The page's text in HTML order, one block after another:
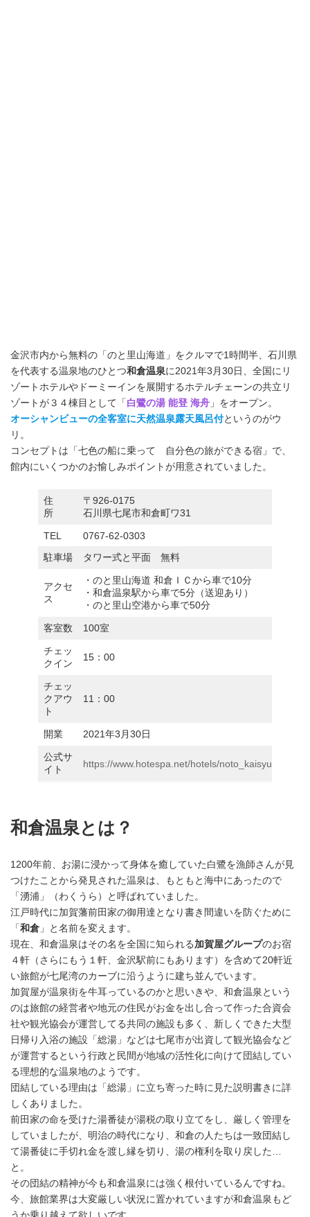
金沢市内から無料の「のと里山海道」をクルマで1時間半、石川県
を代表する温泉地のひとつ和倉温泉に2021年3月30日、全国にリ
ゾートホテルやドーミーインを展開するホテルチェーンの共立リ
ゾートが３４棟目として「白鷺の湯 能登 海舟 」をオープン。
オーシャンビューの全客室に天然温泉露天風呂付というのがウ
リ。
コンセプトは「七色の船に乗って 自分色の旅ができる宿」で、
館内にいくつかのお愉しみポイントが用意されていました。
住
所
〒926-0175
石川県七尾市和倉町ワ31
TEL
0767-62-0303
駐車場
タワー式と平面 無料
アクセ
ス
・のと里山海道 和倉ＩＣから車で10分
・和倉温泉駅から車で5分（送迎あり）
・のと里山空港から車で50分
客室数 100室
チェッ
クイン
15：00
チェッ
クアウ
ト
11：00
開業 2021年3月30日
公式サ
イト
https://www.hotespa.net/hotels/noto_kaisyu/
和倉温泉とは？
1200年前、お湯に浸かって身体を癒していた白鷺を漁師さんが見
つけたことから発見された温泉は、もともと海中にあったので
「湧浦」（わくうら）と呼ばれていました。
江戸時代に加賀藩前田家の御用達となり書き間違いを防ぐために
「和倉 」と名前を変えます。
現在、和倉温泉はその名を全国に知られる加賀屋グループのお宿
４軒（さらにもう１軒、金沢駅前にもあります）を含めて20軒近
い旅館が七尾湾のカーブに沿うように建ち並んでいます。
加賀屋が温泉街を牛耳っているのかと思いきや、和倉温泉という
のは旅館の経営者や地元の住民がお金を出し合って作った合資会
社や観光協会が運営してる共同の施設も多く、新しくできた大型
日帰り入浴の施設「総湯」などは七尾市が出資して観光協会など
が運営するという行政と民間が地域の活性化に向けて団結してい
る理想的な温泉地のようです。
団結している理由は「総湯」に立ち寄った時に見た説明書きに詳
しくありました。
前田家の命を受けた湯番徒が湯税の取り立てをし、厳しく管理を
していましたが、明治の時代になり、和倉の人たちは一致団結し
て湯番徒に手切れ金を渡し縁を切り、湯の権利を取り戻した…
と。
その団結の精神が今も和倉温泉には強く根付いているんですね。
今、旅館業界は大変厳しい状況に置かれていますが和倉温泉もど